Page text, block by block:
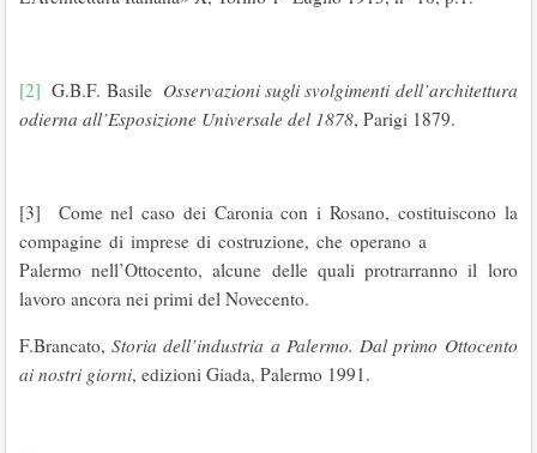
[2] G.B.F. Basile Osservazioni sugli svolgimenti dell’architettura
odierna all’Esposizione Universale del 1878, Parigi 1879.
[3] Come nel caso dei Caronia con i Rosano, costituiscono la
compagine di imprese di costruzione, che operano a
Palermo nell’Ottocento, alcune delle quali protrarranno il loro
lavoro ancora nei primi del Novecento.
F.Brancato,Storia dell’industria a Palermo. Dal primo Ottocento
ai nostri giorni, edizioni Giada, Palermo 1991.